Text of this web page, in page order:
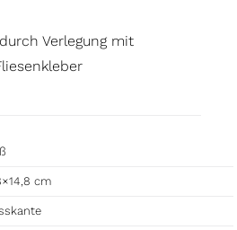
Verlegung mit
cm